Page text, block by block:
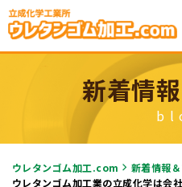
新着情
ウレタンゴム加工.com 新着情報
ウレタンゴム加工業の立成化学は会